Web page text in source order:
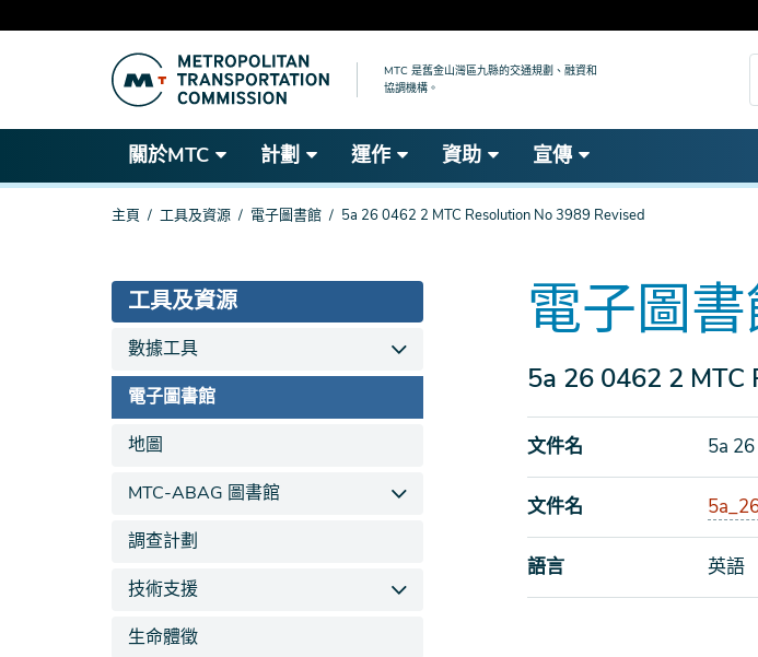
要
容
MTC 是舊金山灣區九縣的交通規劃、融資和
協調機構。
關於MTC 計劃 運作 資助 宣傳
你
裡
主頁 工具及資源 電子圖書館 5a 26 0462 2 MTC Resolution No 3989 Revised
電子圖
5a 26 0462 2
文件名 5a
文件名
語言 英語
工具及資源
數據工具
電子圖書館
地圖
MTC-ABAG 圖書館
調查計劃
技術支援
生命體徵